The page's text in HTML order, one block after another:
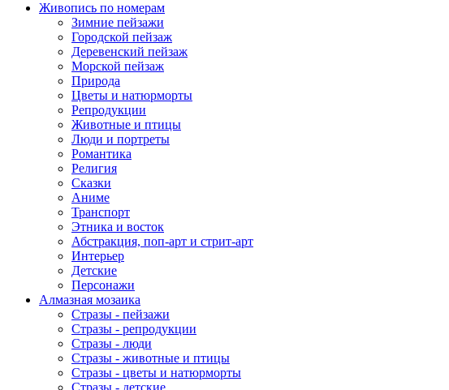
Живопись по номерам
Зимние пейзажи
Городской пейзаж
Деревенский пейзаж
Морской пейзаж
Природа
Цветы и натюрморты
Репродукции
Животные и птицы
Люди и портреты
Романтика
Религия
Сказки
Аниме
Транспорт
Этника и восток
Абстракция, поп-арт и стрит-арт
Интерьер
Детские
Персонажи
Алмазная мозаика
Стразы - пейзажи
Стразы - репродукции
Стразы - люди
Стразы - животные и птицы
Стразы - цветы и натюрморты